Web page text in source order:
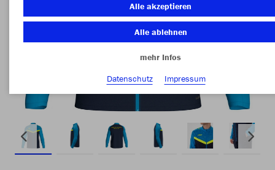
Alle akzeptieren
Alle ablehnen
mehr Infos
Datenschutz
Impressum